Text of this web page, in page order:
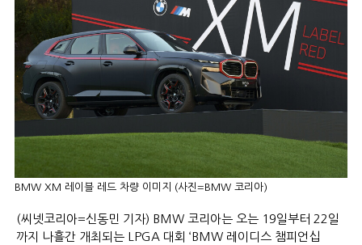
BMW XM 레이블 레드 차량 이미지 (사진=BMW 코리아)
(씨넷코리아=신동민 기자) BMW 코리아는 오는 19일부터 22일
까지 나흘간 개최되는 LPGA 대회 ‘BMW 레이디스 챔피언십